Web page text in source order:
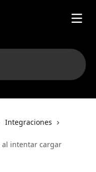
Integraciones
al intentar cargar